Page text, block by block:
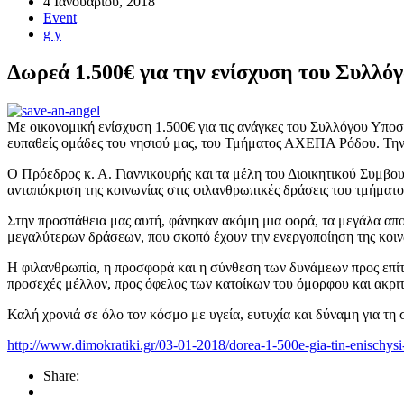
Event
g y
Δωρεά 1.500€ για την ενίσχυση του
Με οικονομική ενίσχυση 1.500€ για τις ανάγκες του Συλλόγου
ευπαθείς ομάδες του νησιού μας, του Τμήματος ΑΧΕΠΑ Ρόδου.
Ο Πρόεδρος κ. Α. Γιαννικουρής και τα μέλη του Διοικητικού
ανταπόκριση της κοινωνίας στις φιλανθρωπικές δράσεις του
Στην προσπάθεια μας αυτή, φάνηκαν ακόμη μια φορά, τα μεγάλα
μεγαλύτερων δράσεων, που σκοπό έχουν την ενεργοποίηση της
Η φιλανθρωπία, η προσφορά και η σύνθεση των δυνάμεων προς
προσεχές μέλλον, προς όφελος των κατοίκων του όμορφου και
Καλή χρονιά σε όλο τον κόσμο με υγεία, ευτυχία και δύναμη για τη
http://www.dimokratiki.gr/03-01-2018/dorea-1-500e-gia-tin-
Share: